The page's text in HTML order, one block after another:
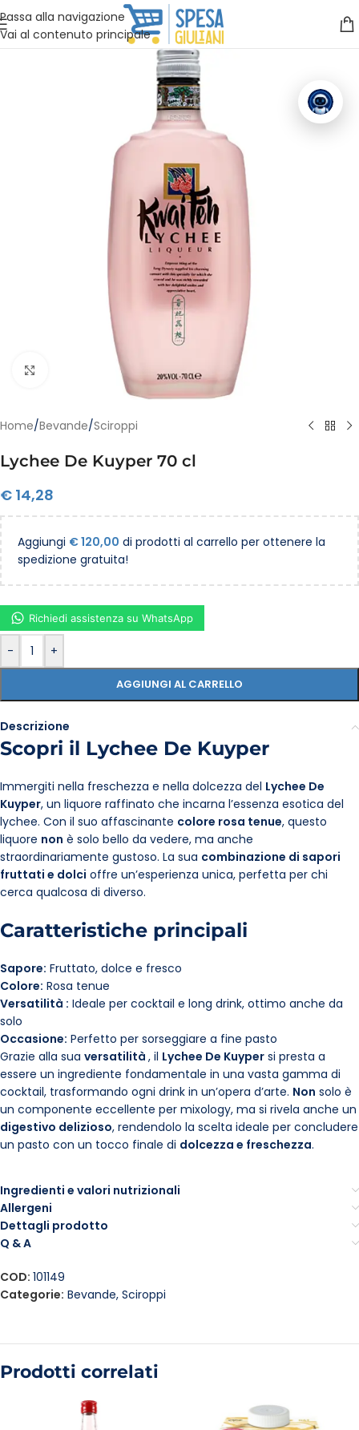
Passa alla navigazione
Vai al contenuto principale
Vuoi assistenza?Clicca qui e ti richiamiamo noi
Clicca per ingrandire
Home/Bevande/Sciroppi
Lychee De Kuyper 70 cl
€ 14,28
Aggiungi €120,00 di prodotti al carrello per ottenere la
spedizione gratuita!
- +
AGGIUNGI AL CARRELLO
Richiedi assistenza su WhatsApp
Descrizione
Scopri il Lychee De Kuyper
Immergiti nella freschezza e nella dolcezza del Lychee De
Kuyper, un liquore raffinato che incarna l’essenza esotica del
lychee. Con il suo affascinante colore rosa tenue, questo
liquore non è solo bello da vedere, ma anche
straordinariamente gustoso. La sua combinazione di sapori
fruttati e dolci offre un’esperienza unica, perfetta per chi
cerca qualcosa di diverso.
Caratteristiche principali
Sapore: Fruttato, dolce e fresco
Colore: Rosa tenue
Versatilità : Ideale per cocktail e long drink, ottimo anche da
solo
Occasione: Perfetto per sorseggiare a fine pasto
Grazie alla sua versatilità , il Lychee De Kuyper si presta a
essere un ingrediente fondamentale in una vasta gamma di
cocktail, trasformando ogni drink in un’opera d’arte. Non solo è
un componente eccellente per mixology, ma si rivela anche un
digestivo delizioso, rendendolo la scelta ideale per concludere
un pasto con un tocco finale di dolcezza e freschezza.
Ingredienti e valori nutrizionali
Allergeni
Dettagli prodotto
Q & A
COD: 101149
Categorie: Bevande, Sciroppi
Prodotti correlati